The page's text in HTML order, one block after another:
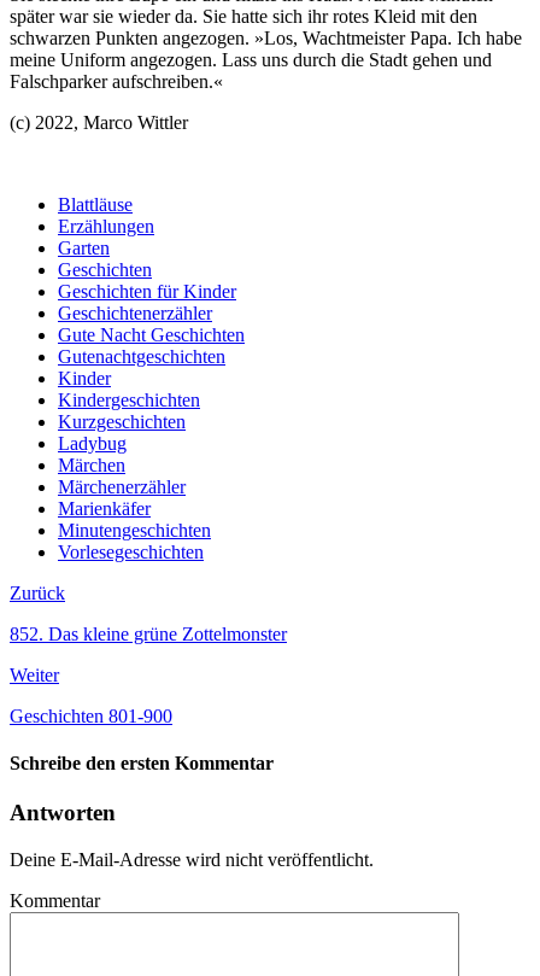
später war sie wieder da. Sie hatte sich ihr rotes Kleid mit den
schwarzen Punkten angezogen. »Los, Wachtmeister Papa. Ich habe
meine Uniform angezogen. Lass uns durch die Stadt gehen und
Falschparker aufschreiben.«
(c) 2022, Marco Wittler
Blattläuse
Erzählungen
Garten
Geschichten
Geschichten für Kinder
Geschichtenerzähler
Gute Nacht Geschichten
Gutenachtgeschichten
Kinder
Kindergeschichten
Kurzgeschichten
Ladybug
Märchen
Märchenerzähler
Marienkäfer
Minutengeschichten
Vorlesegeschichten
Zurück
852. Das kleine grüne Zottelmonster
Weiter
Geschichten 801-900
Schreibe den ersten Kommentar
Antworten
Deine E-Mail-Adresse wird nicht veröffentlicht.
Kommentar